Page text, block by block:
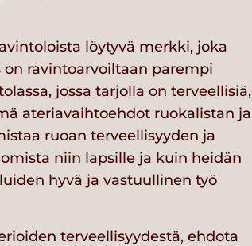
löytyvä merkki, joka
ravintoarvoiltaan parempi
jossa tarjolla on terveellisiä,
ateriavaihtoehdot ruokalistan ja
ruoan terveellisyyden ja
niin lapsille ja kuin heidän
hyvä ja vastuullinen työ
terveellisyydestä, ehdota